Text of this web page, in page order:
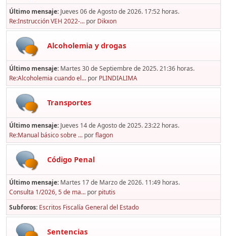
Último mensaje: Jueves 06 de Agosto de 2026. 17:52 horas.
Re:Instrucción VEH 2022-... por Dikxon
Alcoholemia y drogas
Último mensaje: Martes 30 de Septiembre de 2025. 21:36 horas.
Re:Alcoholemia cuando el... por PLINDIALIMA
Transportes
Último mensaje: Jueves 14 de Agosto de 2025. 23:22 horas.
Re:Manual básico sobre ... porflagon
Código Penal
Último mensaje: Martes 17 de Marzo de 2026. 11:49 horas.
Consulta 1/2026, 5 de ma... por pitutis
Subforos Escritos Fiscalía General del Estado
Sentencias